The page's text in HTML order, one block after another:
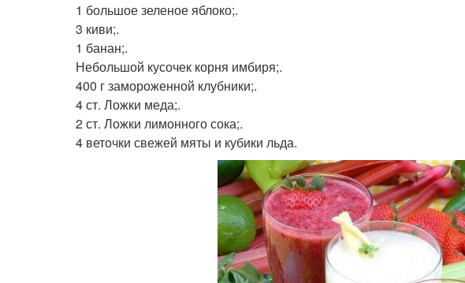
1 большое зеленое яблоко;.
3 киви;.
1 банан;.
Небольшой кусочек корня имбиря;.
400 г замороженной клубники;.
4 ст. Ложки меда;.
2 ст. Ложки лимонного сока;.
4 веточки свежей мяты и кубики льда.